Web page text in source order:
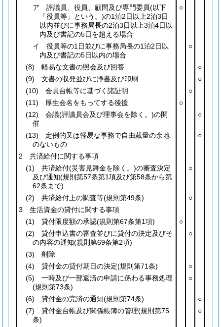
ア 評議員、役員、顧問及び専門委員(以下
「役員等」という。)の1泊2日以上2泊3日
以内並びに事務局長の2泊3日以上3泊4日以
内及び書記の5日を超える場合
○
イ 役員等の1日並びに事務局長の1泊2日以
内及び書記の5日以内の場合
○
(8) 軽易な文書の照会及び回答
○
(9) 文書の収発並びに浄書及び印刷
○
(10) 会員台帳等に基づく諸証明
○
(11) 厚生会名をもってする後援
○
(12) 会議(評議員会及び理事会を除く。)の開
催
○
(13) 定例的又は軽易な事務で自由裁量の余地
のないもの
○
2 共済給付に関する事項
(1) 共済給付(災害見舞金を除く。)の審査決定
及び通知(規則第57条第1項及び第58条から第
62条まで)
○
(2) 共済給付上の調査等(規則第49条)
○
3 生活資金の貸付に関する事項
(1) 貸付限度額の承認(規則第67条第1項)
○
(2) 貸付申込書の審査並びに貸付の決定及びそ
の内容の通知(規則第69条第2項)
○
(3) 削除
(4) 貸付金の貸付期日の決定(規則第71条)
○
(5) 一時及び一部返済の申請に係わる事務処理
(規則第73条)
○
(6) 貸付金の完済の通知(規則第74条)
○
(7) 貸付金台帳及び関係帳簿の管理(規則第75
条)
○